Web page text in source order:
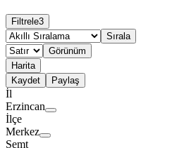
Filtrele3
Sırala
Görünüm
Harita
Kaydet
Paylaş
İl
Erzincan
İlçe
Merkez
Semt